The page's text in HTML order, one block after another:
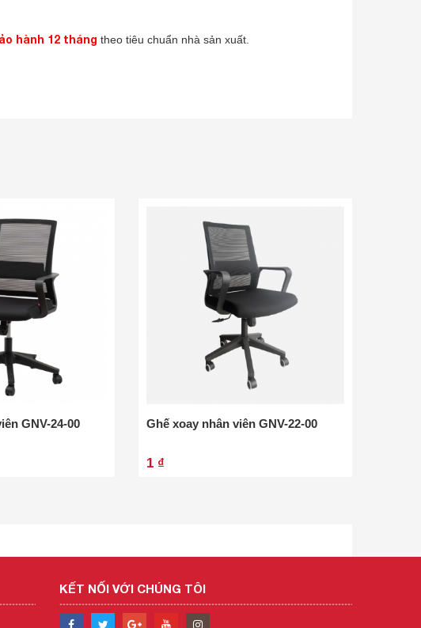
hành 12 tháng theo tiêu chuẩn nhà sản xuất.
GNV-24-00 Ghế xoay nhân viên GNV-22-00
1 ₫
KẾT NỐI VỚI CHÚNG TÔI